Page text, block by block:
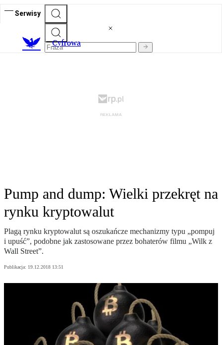
Serwisy
Cyfrowa
Pump and dump: Wielki przekręt na
rynku kryptowalut
Plagą rynku kryptowalut są oszukańcze mechanizmy typu „pompuj
i upuść”, podobne jak zastosowane przez bohaterów filmu „Wilk z
Wall Street”.
Publikacja: 19.12.2018 13:51